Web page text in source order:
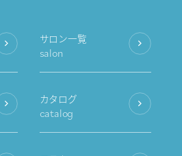
サロン一覧
salon
カタログ
catalog